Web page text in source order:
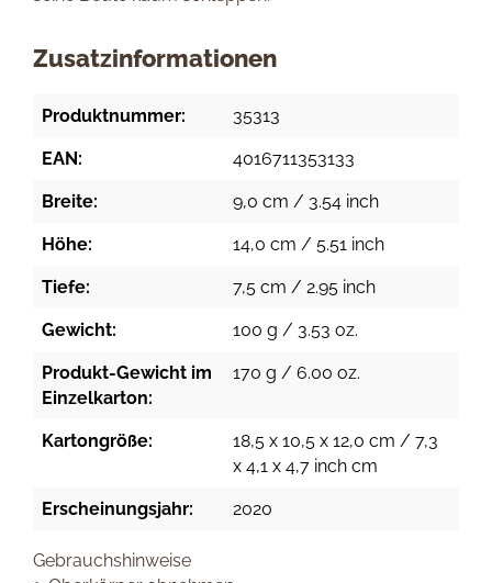
Zusatzinformationen
Produktnummer: 35313
EAN: 4016711353133
Breite: 9,0 cm / 3.54 inch
Höhe: 14,0 cm / 5.51 inch
Tiefe: 7,5 cm / 2.95 inch
Gewicht: 100 g / 3.53 oz.
Produkt-Gewicht im
Einzelkarton:
170 g / 6.00 oz.
Kartongröße:
18,5 x 10,5 x 12,0 cm / 7,3
x 4,1 x 4,7 inch cm
Erscheinungsjahr: 2020
Gebrauchshinweise